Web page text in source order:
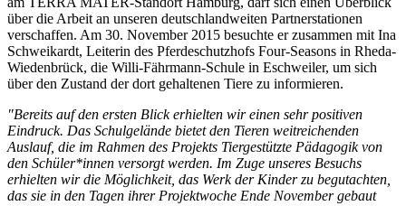
über die Arbeit an unseren deutschlandweiten Partnerstationen
verschaffen. Am 30. November 2015 besuchte er zusammen mit Ina
Schweikardt, Leiterin des Pferdeschutzhofs Four-Seasons in Rheda-
Wiedenbrück, die Willi-Fährmann-Schule in Eschweiler, um sich
über den Zustand der dort gehaltenen Tiere zu informieren.
"Bereits auf den ersten Blick erhielten wir einen sehr positiven
Eindruck. Das Schulgelände bietet den Tieren weitreichenden
Auslauf, die im Rahmen des Projekts Tiergestützte Pädagogik von
den Schüler*innen versorgt werden. Im Zuge unseres Besuchs
erhielten wir die Möglichkeit, das Werk der Kinder zu begutachten,
das sie in den Tagen ihrer Projektwoche Ende November gebaut